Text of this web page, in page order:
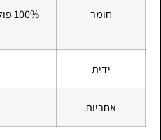
חומר
ידית
אחריות